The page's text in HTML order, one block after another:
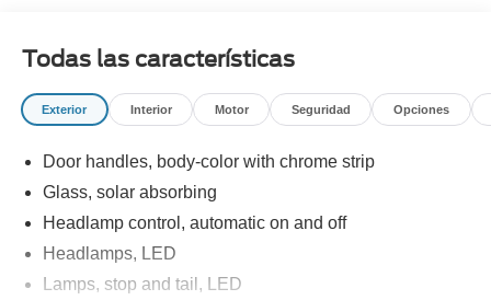
Todas las características
Exterior Interior Motor Seguridad Opciones
Door handles, body-color with chrome strip
Glass, solar absorbing
Headlamp control, automatic on and off
Headlamps, LED
Lamps, stop and tail, LED